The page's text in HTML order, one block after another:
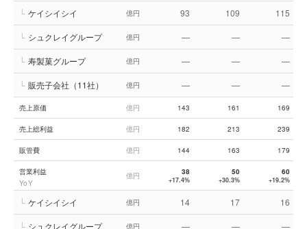
└ ケイシイシイ 億円 93 109 115
└ シュクレイグループ 億円 — — —
└ 寿製菓グループ 億円 — — —
└ 販売子会社（11社） 億円 — — —
売上原価 億円 143 161 169
売上総利益 億円 182 213 239
販管費 億円 144 163 179
営業利益
YoY
億円 38
+17.4%
50
+30.3%
60
+19.2%
└ ケイシイシイ 億円 14 17 16
└ シュクレイグループ 億円 — — —